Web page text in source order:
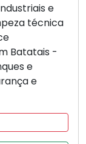
e
técnica
Batatais -
e
e